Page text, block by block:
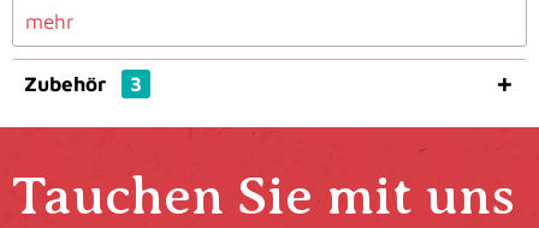
mehr
Zubehör 3
Tauchen Sie mit uns